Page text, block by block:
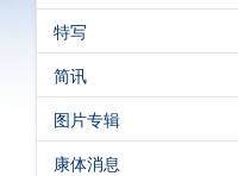
繁體版
English
电子书版
警声特刊
特写
简讯
图片专辑
康体消息